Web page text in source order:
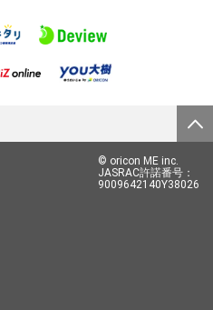
© oricon ME inc.
JASRAC許諾番号：
9009642140Y38026